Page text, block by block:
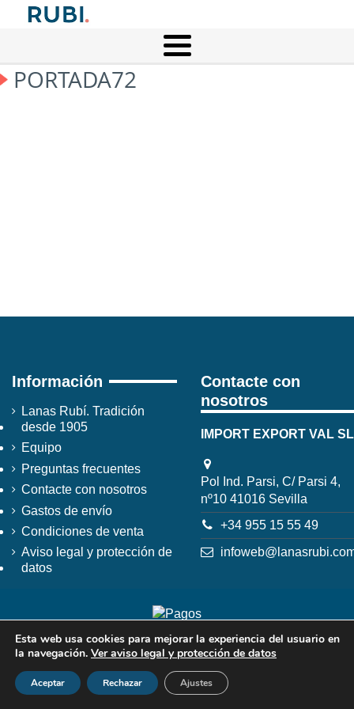
PORTADA72
Información
Lanas Rubí. Tradición
desde 1905
Equipo
Preguntas frecuentes
Contacte con nosotros
Gastos de envío
Condiciones de venta
Aviso legal y protección de
datos
Contacte con
nosotros
IMPORT EXPORT VAL SL
Pol Ind. Parsi, C/ Parsi 4,
nº10 41016 Sevilla
+34 955 15 55 49
Esta web usa cookies para mejorar la experiencia del usuario en
la navegación. Ver aviso legal y protección de datos
Aceptar Rechazar Ajustes